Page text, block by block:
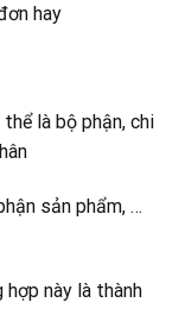
hay
là bộ phận, chi
sản phẩm, …
này là thành